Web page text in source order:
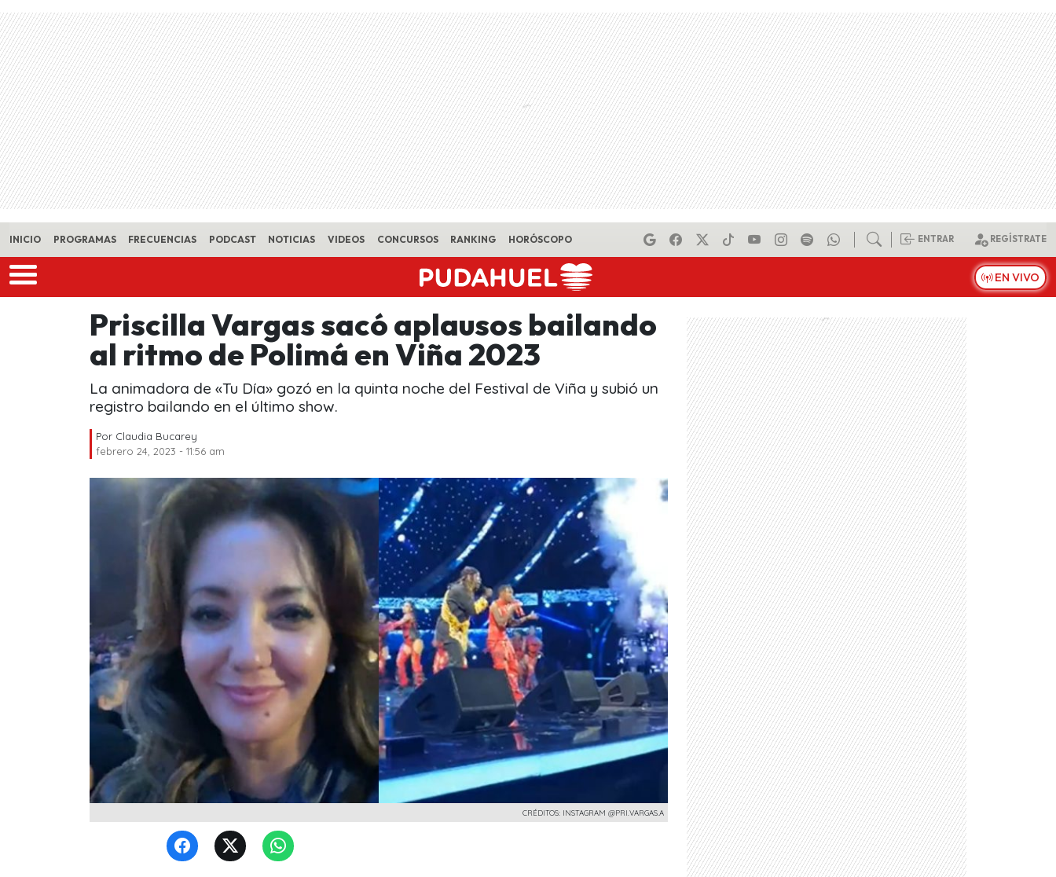
Skip to main content
INICIO PROGRAMAS FRECUENCIAS PODCAST NOTICIAS VIDEOS CONCURSOS RANKING HORÓSCOPO ENTRAR REGÍSTRATE
EN VIVO
Priscilla Vargas sacó aplausos bailando
al ritmo de Polimá en Viña 2023
La animadora de «Tu Día» gozó en la quinta noche del Festival de Viña y subió un
registro bailando en el último show.
Por Claudia Bucarey
febrero 24, 2023 - 11:56 am
CRÉDITOS: INSTAGRAM @PRI.VARGAS.A